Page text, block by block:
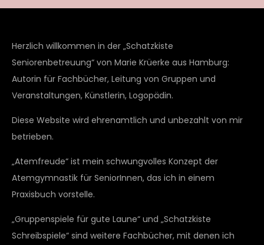
Herzlich willkommen in der „Schatzkiste
Seniorenbetreuung“ von Marie Krüerke aus Hamburg:
Autorin für Fachbücher, Leitung von Gruppen und
Veranstaltungen, Künstlerin, Logopädin.
Diese Website wird ehrenamtlich und unbezahlt von mir
betrieben.
„Atemfreude“ ist mein schwungvolles Konzept der
Atemgymnastik für SeniorInnen, das ich in einem
Praxisbuch vorstelle.
„Gruppenspiele für gute Laune“ und „Schatzkiste
Schreibspiele“ sind weitere Fachbücher, mit denen ich